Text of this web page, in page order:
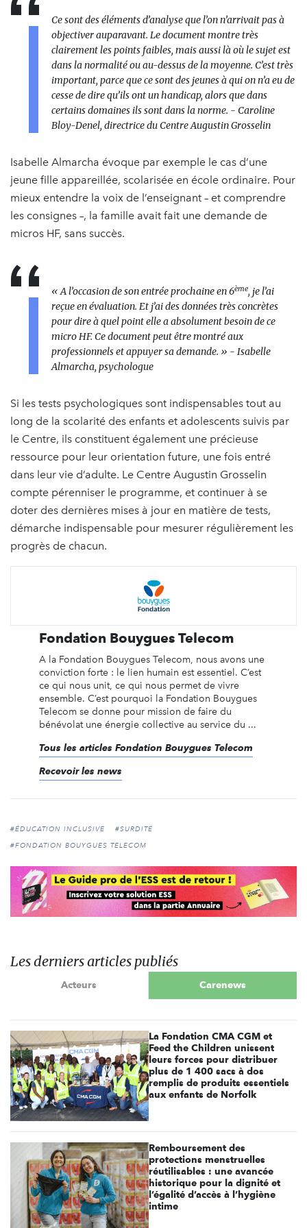
Ce sont des éléments d’analyse que l’on n’arrivait pas à
objectiver auparavant. Le document montre très
clairement les points faibles, mais aussi là où le sujet est
dans la normalité ou au-dessus de la moyenne. C’est très
important, parce que ce sont des jeunes à qui on n’a eu de
cesse de dire qu’ils ont un handicap, alors que dans
certains domaines ils sont dans la norme. - Caroline
Bloy-Denel, directrice du Centre Augustin Grosselin
Isabelle Almarcha évoque par exemple le cas d’une
jeune fille appareillée, scolarisée en école ordinaire. Pour
mieux entendre la voix de l’enseignant – et comprendre
les consignes –, la famille avait fait une demande de
micros HF, sans succès.
« A l’occasion de son entrée prochaine en 6ème, je l’ai
reçue en évaluation. Et j’ai des données très concrètes
pour dire à quel point elle a absolument besoin de ce
micro HF. Ce document peut être montré aux
professionnels et appuyer sa demande. » - Isabelle
Almarcha, psychologue
Si les tests psychologiques sont indispensables tout au
long de la scolarité des enfants et adolescents suivis par
le Centre, ils constituent également une précieuse
ressource pour leur orientation future, une fois entré
dans leur vie d’adulte. Le Centre Augustin Grosselin
compte pérenniser le programme, et continuer à se
doter des dernières mises à jour en matière de tests,
démarche indispensable pour mesurer régulièrement les
progrès de chacun.
Fondation Bouygues Telecom
A la Fondation Bouygues Telecom, nous avons une
conviction forte : le lien humain est essentiel. C’est
ce qui nous unit, ce qui nous permet de vivre
ensemble. C’est pourquoi la Fondation Bouygues
Telecom se donne pour mission de faire du
bénévolat une énergie collective au service du ...
Tous les articles Fondation Bouygues Telecom
Recevoir les news
#ÉDUCATION INCLUSIVE
#SURDITÉ
#FONDATION BOUYGUES TELECOM
Les derniers articles publiés
Acteurs Carenews
La Fondation CMA CGM et
Feed the Children unissent
leurs forces pour distribuer
plus de 1 400 sacs à dos
remplis de produits essentiels
aux enfants de Norfolk
Remboursement des
protections menstruelles
réutilisables : une avancée
historique pour la dignité et
l’égalité d’accès à l’hygiène
intime